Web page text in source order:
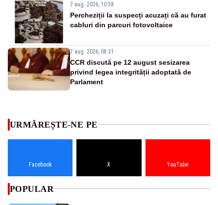
7 aug. 2026, 10:58
Percheziții la suspecți acuzați că au furat
cabluri din parcuri fotovoltaice
7 aug. 2026, 08:21
CCR discută pe 12 august sesizarea
privind legea integrității adoptată de
Parlament
URMĂREȘTE-NE PE
Facebook X YouTube
POPULAR